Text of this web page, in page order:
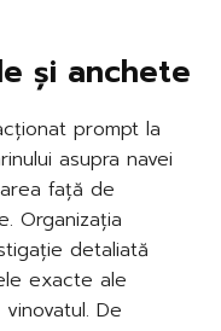
și anchete
prompt la
asupra navei
față de
Organizația
detaliată
exacte ale
De